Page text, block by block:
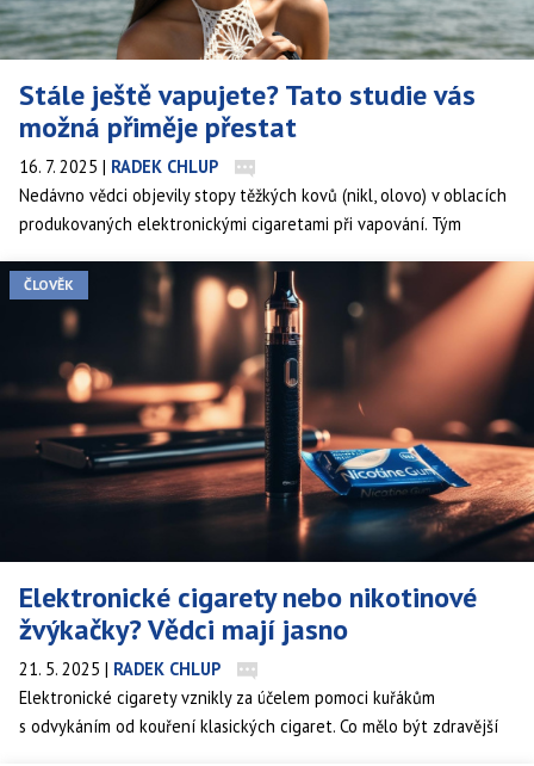
Stále ještě vapujete? Tato studie vás
možná přiměje přestat
16. 7. 2025 | RADEK CHLUP
Nedávno vědci objevily stopy těžkých kovů (nikl, olovo) v oblacích
produkovaných elektronickými cigaretami při vapování. Tým
hladiny, že to nejprve přičítal rozbitému vybavení. Zjištění však
byla skutečná.
ČLOVĚK
Elektronické cigarety nebo nikotinové
žvýkačky? Vědci mají jasno
21. 5. 2025 | RADEK CHLUP
Elektronické cigarety vznikly za účelem pomoci kuřákům
s odvykáním od kouření klasických cigaret. Co mělo být zdravější